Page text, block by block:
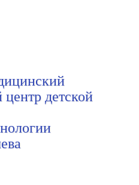
центр детской